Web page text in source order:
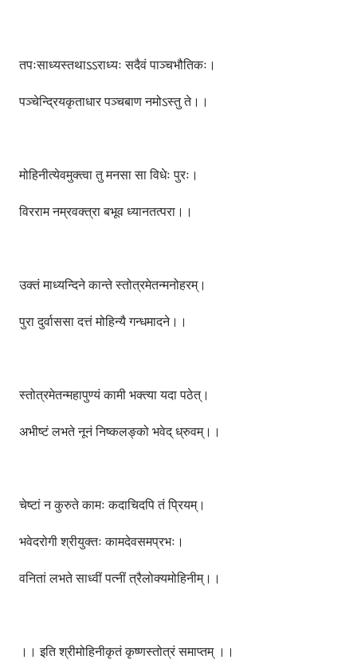
तपःसाध्यस्तथाऽऽराध्यः सदैवं पाञ्चभौतिकः।
पञ्चेन्द्रियकृताधार पञ्चबाण नमोऽस्तु ते।।
मोहिनीत्येवमुक्त्वा तु मनसा सा विधेः पुरः।
विरराम नम्रवक्त्रा बभूव ध्यानतत्परा।।
उक्तं माध्यन्दिने कान्ते स्तोत्रमेतन्मनोहरम्।
पुरा दुर्वाससा दत्तं मोहिन्यै गन्धमादने।।
स्तोत्रमेतन्महापुण्यं कामी भक्त्या यदा पठेत्।
अभीष्टं लभते नूनं निष्कलङ्को भवेद् ध्रुवम्।।
चेष्टां न कुरुते कामः कदाचिदपि तं प्रियम्।
भवेदरोगी श्रीयुक्तः कामदेवसमप्रभः।
वनितां लभते साध्वीं पत्नीं त्रैलोक्यमोहिनीम्।।
।। इति श्रीमोहिनीकृतं कृष्णस्तोत्रं समाप्तम् ।।